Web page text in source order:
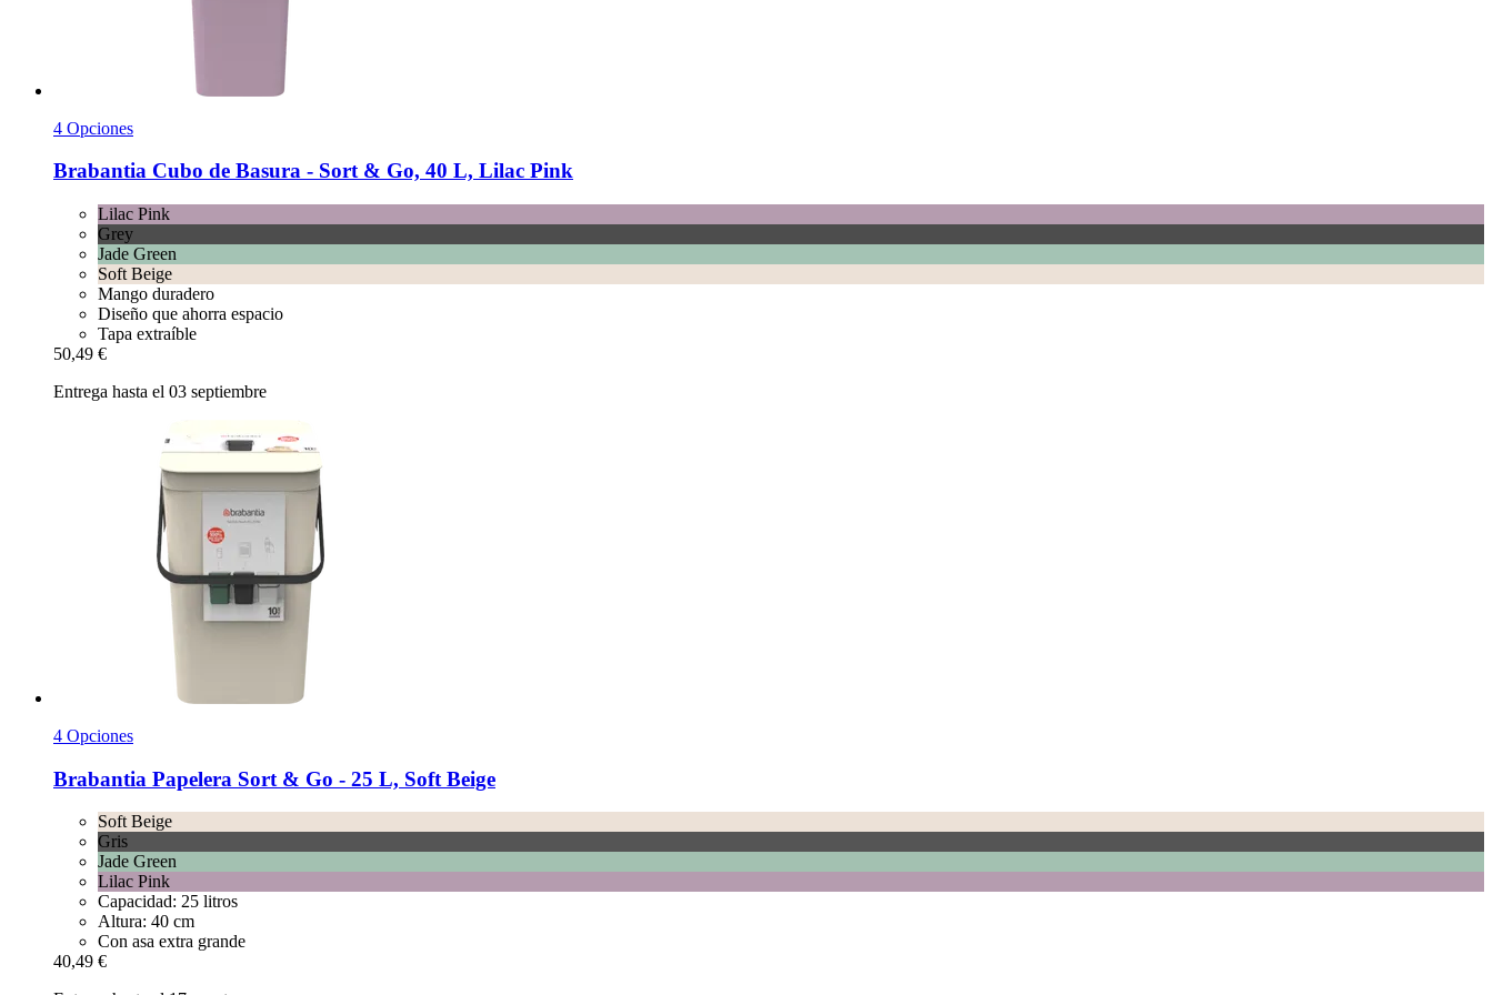
4 Opciones
Brabantia Cubo de Basura -​ Sort & Go, 40 L, Lilac Pink
Lilac Pink
Grey
Jade Green
Soft Beige
Mango duradero
Diseño que ahorra espacio
Tapa extraíble
50,49 €
Entrega hasta el 03 septiembre
4 Opciones
Brabantia Papelera Sort & Go -​ 25 L, Soft Beige
Soft Beige
Gris
Jade Green
Lilac Pink
Capacidad: 25 litros
Altura: 40 cm
Con asa extra grande
40,49 €